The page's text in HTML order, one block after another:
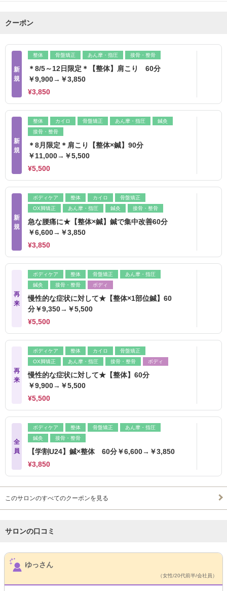
クーポン
新
規
整体 骨盤矯正 あん摩・指圧 接骨・整骨
＊8/5～12日限定＊【整体】肩こり 60分
￥9,900→￥3,850
¥3,850
新
規
整体 カイロ 骨盤矯正 あん摩・指圧
鍼灸
接骨・整骨
＊8月限定＊肩こり【整体×鍼】90分
￥11,000→￥5,500
¥5,500
新
規
ボディケア 整体 カイロ
骨盤矯正
OX脚矯正
あん摩・指圧 鍼灸 接骨・整骨
急な腰痛に★【整体×鍼】鍼で集中改善60分
￥6,600→￥3,850
¥3,850
再
来
ボディケア 整体 骨盤矯正
あん摩・指圧
鍼灸
接骨・整骨 ボディ
慢性的な症状に対して★【整体×1部位鍼】60
分￥9,350→￥5,500
¥5,500
再
来
ボディケア 整体 カイロ
骨盤矯正
OX脚矯正
あん摩・指圧 接骨・整骨 ボディ
慢性的な症状に対して★【整体】60分
￥9,900→￥5,500
¥5,500
全
員
ボディケア 整体 骨盤矯正
あん摩・指圧
鍼灸
接骨・整骨
【学割U24】鍼×整体 60分￥6,600→￥3,850
¥3,850
このサロンのすべてのクーポンを見る
サロンの口コミ
サロンPick Up
ゆっさん
（女性/20代前半/会社員）